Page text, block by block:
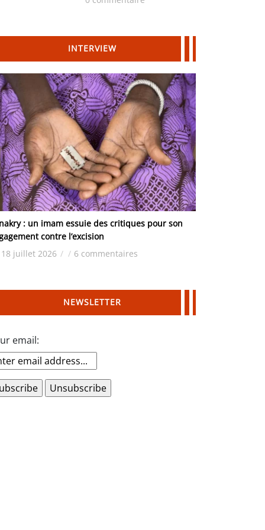
INTERVIEW
: un imam essuie des critiques pour son
contre l’excision
18 juillet 2026 / / 6 commentaires
NEWSLETTER
email: